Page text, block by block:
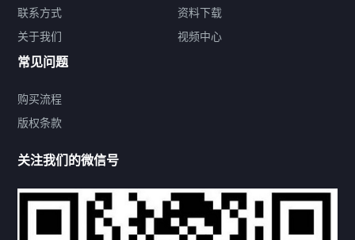
联系方式
热门标签
机构链接
联系方式 关于我们
下载与支持
联系方式
关于我们
资料下载
视频中心
常见问题
购买流程
版权条款
关注我们的微信号